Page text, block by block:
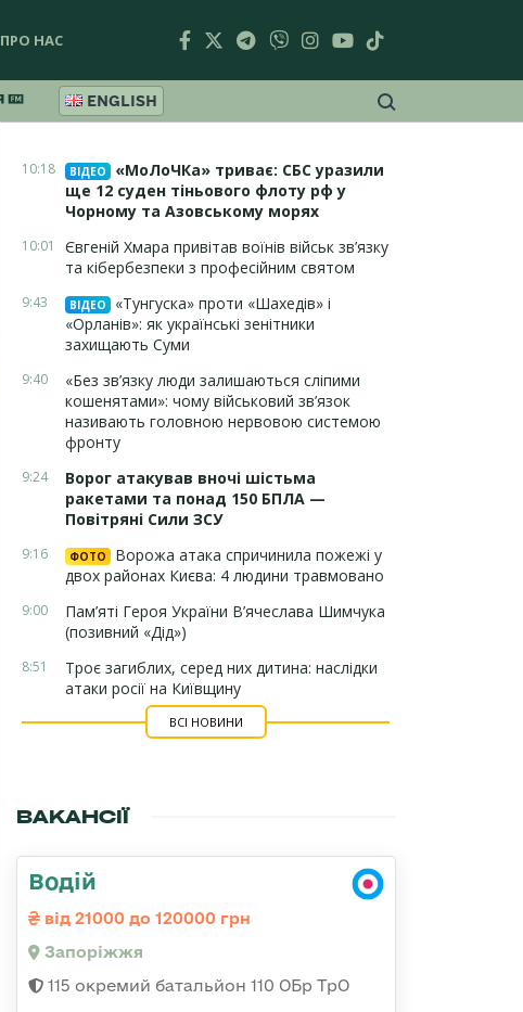
ПРО НАС
ENGLISH
10:18 ВІДЕО
«МоЛоЧКа» триває: СБС уразили
ще 12 суден тіньового флоту рф у
Чорному та Азовському морях
10:01
Євгеній Хмара привітав воїнів військ зв’язку
та кібербезпеки з професійним святом
9:43 ВІДЕО
«Тунгуска» проти «Шахедів» і
«Орланів»: як українські зенітники
захищають Суми
9:40
«Без зв’язку люди залишаються сліпими
кошенятами»: чому військовий зв’язок
називають головною нервовою системою
фронту
9:24
Ворог атакував вночі шістьма
ракетами та понад 150 БПЛА —
Повітряні Сили ЗСУ
9:16 ФОТО
Ворожа атака спричинила пожежі у
двох районах Києва: 4 людини травмовано
9:00
Пам’яті Героя України В’ячеслава Шимчука
(позивний «Дід»)
8:51
Троє загиблих, серед них дитина: наслідки
атаки росії на Київщину
ВСІ НОВИНИ
ВАКАНСІЇ
Водій
від 21000 до 120000 грн
Запоріжжя
115 окремий батальйон 110 ОБр ТрО